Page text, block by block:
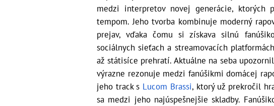
medzi interpretov novej generácie, ktorých
tempom. Jeho tvorba kombinuje moderný
prejav, vďaka čomu si získava silnú
sociálnych sieťach a streamovacích
až státisíce prehratí. Aktuálne na seba upozornil
výrazne rezonuje medzi fanúšikmi domácej
jeho track s Lucom Brassi, ktorý už prekročil
sa medzi jeho najúspešnejšie skladby.